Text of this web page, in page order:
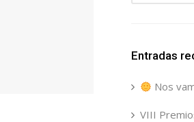
Entradas
Nos
VIII